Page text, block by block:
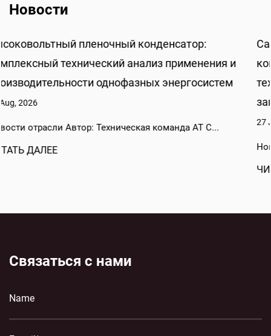
Новости
и
Самонагревающийся шунтирующий
конденсатор: комплексный технический
технологии параллельной низковольтной
27 Jul, 2026
Новости отрасли Автор: Техническая команда AT
Связаться с нами